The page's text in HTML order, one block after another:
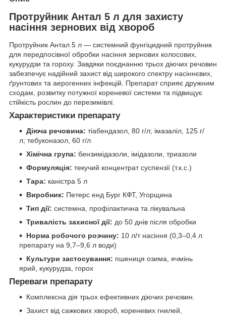
Протруйник Антал 5 л для захисту
насіння зернових від хвороб
Протруйник Антал 5 л — системний фунгіцидний протруйник
для передпосівної обробки насіння зернових колосових,
кукурудзи та гороху. Завдяки поєднанню трьох діючих речовин
забезпечує надійний захист від широкого спектру насіннєвих,
ґрунтових та аерогенних інфекцій. Препарат сприяє дружним
сходам, розвитку потужної кореневої системи та підвищує
стійкість рослин до перезимівлі.
Характеристики препарату
Діюча речовина: тіабендазол, 80 г/л; імазаліл, 125 г/
л; тебуконазол, 60 г/л
Хімічна група: бензимідазоли, імідазоли, триазоли
Формуляція: текучий концентрат суспензії (т.к.с.)
Тара: каністра 5 л
Виробник: Петерс енд Бург КФТ, Угорщина
Тип дії: системна, профілактична та лікувальна
Тривалість захисної дії: до 50 днів після обробки
Норма робочого розчину: 10 л/т насіння (0,3–0,4 л
препарату на 9,7–9,6 л води)
Культури застосування: пшениця озима, ячмінь
ярий, кукурудза, горох
Переваги препарату
Комплексна дія трьох ефективних діючих речовин.
Захист від сажкових хвороб, кореневих гнилей,